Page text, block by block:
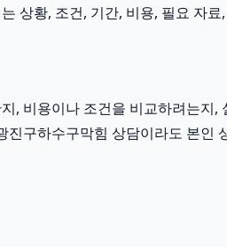
상황, 조건, 기간, 비용, 필요 자
, 비용이나 조건을 비교하려는지,
구하수구막힘 상담이라도 본인